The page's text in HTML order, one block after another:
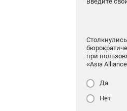
при
«Asia
Да
Нет